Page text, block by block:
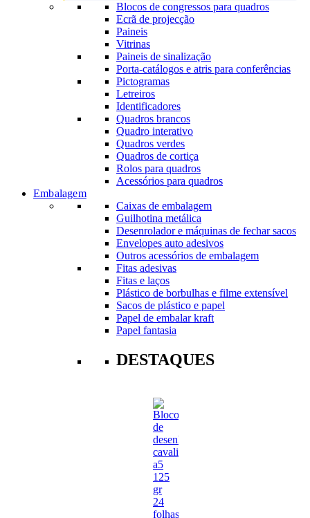
Blocos de congressos para quadros
Ecrã de projecção
Paineis
Vitrinas
Paineis de sinalização
Porta-catálogos e atris para conferências
Pictogramas
Letreiros
Identificadores
Quadros brancos
Quadro interativo
Quadros verdes
Quadros de cortiça
Rolos para quadros
Acessórios para quadros
Embalagem
Caixas de embalagem
Guilhotina metálica
Desenrolador e máquinas de fechar sacos
Envelopes auto adesivos
Outros acessórios de embalagem
Fitas adesivas
Fitas e laços
Plástico de borbulhas e filme extensível
Sacos de plástico e papel
Papel de embalar kraft
Papel fantasia
DESTAQUES